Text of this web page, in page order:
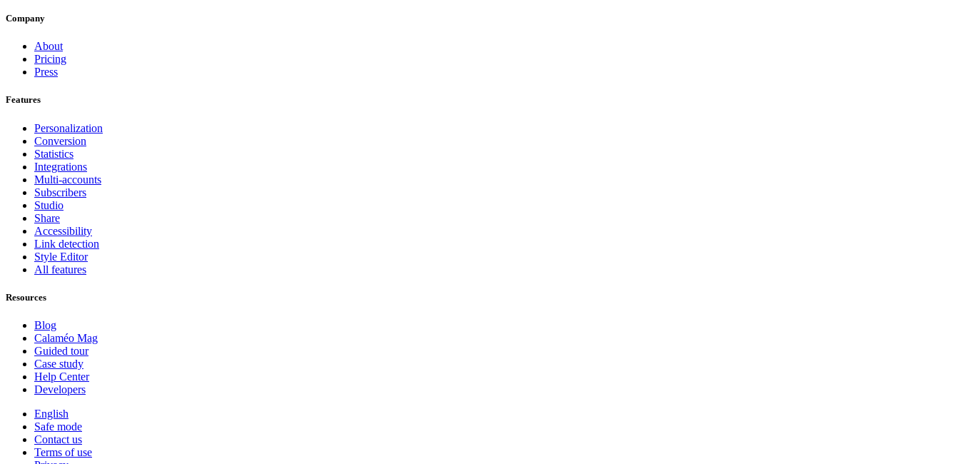
Company
About
Pricing
Press
Features
Personalization
Conversion
Statistics
Integrations
Multi-accounts
Subscribers
Studio
Share
Accessibility
Link detection
Style Editor
All features
Resources
Blog
Calaméo Mag
Guided tour
Case study
Help Center
Developers
English
Safe mode
Contact us
Terms of use